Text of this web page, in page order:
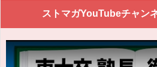
ストマガYouTubeチャン